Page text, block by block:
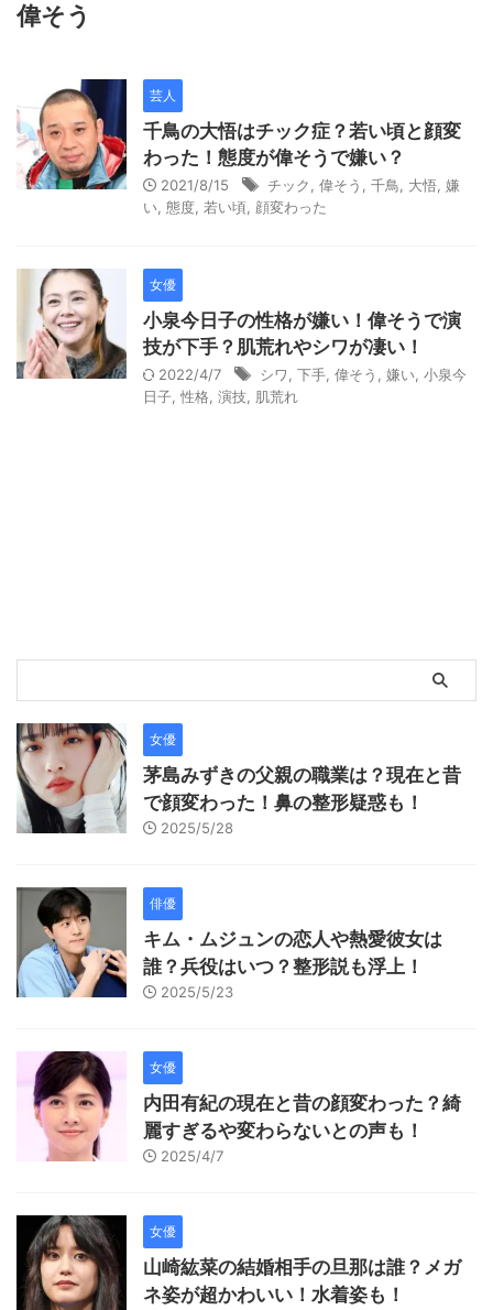
偉そう
芸人
千鳥の大悟はチック症？若い頃と顔変
わった！態度が偉そうで嫌い？
2021/8/15 チック 偉そう 千鳥 大悟 嫌
い 態度 若い頃 顔変わった
女優
小泉今日子の性格が嫌い！偉そうで演
技が下手？肌荒れやシワが凄い！
2022/4/7 シワ 下手 偉そう 嫌い 小泉今
日子 性格 演技 肌荒れ
女優
茅島みずきの父親の職業は？現在と昔
で顔変わった！鼻の整形疑惑も！
2025/5/28
俳優
キム・ムジュンの恋人や熱愛彼女は
誰？兵役はいつ？整形説も浮上！
2025/5/23
女優
内田有紀の現在と昔の顔変わった？綺
麗すぎるや変わらないとの声も！
2025/4/7
女優
山崎紘菜の結婚相手の旦那は誰？メガ
ネ姿が超かわいい！水着姿も！